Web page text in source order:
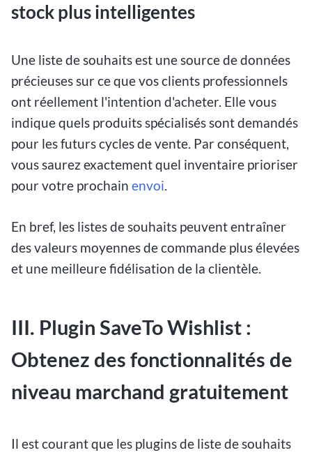
stock plus intelligentes
Une liste de souhaits est une source de données
précieuses sur ce que vos clients professionnels
ont réellement l'intention d'acheter. Elle vous
indique quels produits spécialisés sont demandés
pour les futurs cycles de vente. Par conséquent,
vous saurez exactement quel inventaire prioriser
pour votre prochain envoi.
En bref, les listes de souhaits peuvent entraîner
des valeurs moyennes de commande plus élevées
et une meilleure fidélisation de la clientèle.
III. Plugin SaveTo Wishlist :
Obtenez des fonctionnalités de
niveau marchand gratuitement
Il est courant que les plugins de liste de souhaits